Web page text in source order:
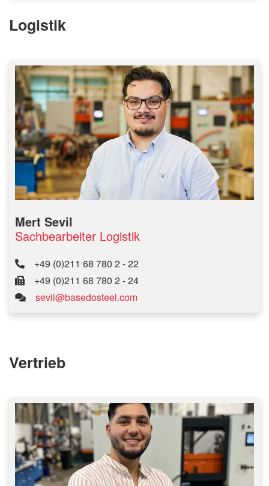
Logistik
Mert Sevil
Sachbearbeiter Logistik
+49 (0)211 68 780 2 - 22
+49 (0)211 68 780 2 - 24
sevil@basedosteel.com
Vertrieb